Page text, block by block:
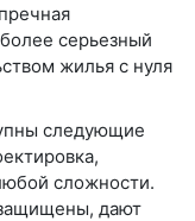
серьезный
жилья с нуля
следующие
сложности.
дают